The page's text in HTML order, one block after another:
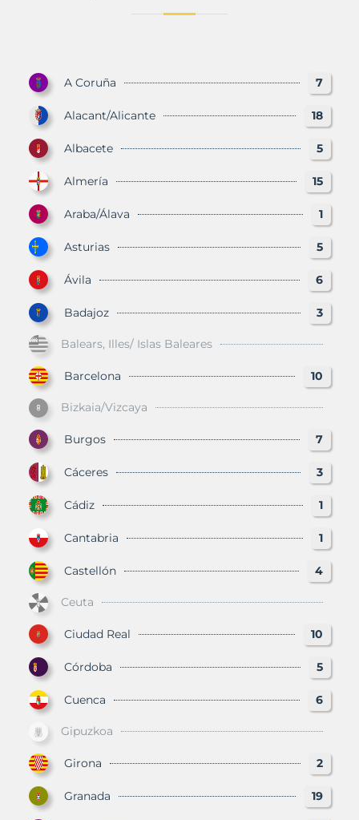
A Coruña 7
Alacant/Alicante 18
Albacete 5
Almería 15
Araba/Álava 1
Asturias 5
Ávila 6
Badajoz 3
Balears, Illes/ Islas Baleares
Barcelona 10
Bizkaia/Vizcaya
Burgos 7
Cáceres 3
Cádiz 1
Cantabria 1
Castellón 4
Ceuta
Ciudad Real 10
Córdoba 5
Cuenca 6
Gipuzkoa
Girona 2
Granada 19